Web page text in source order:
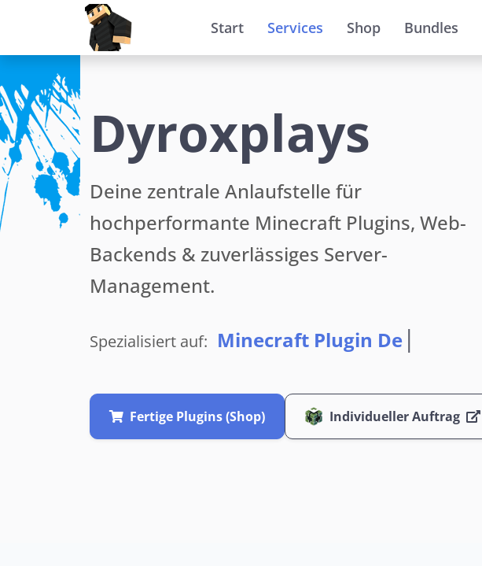
Start Services Shop Bundles
Dyroxplays
Deine zentrale Anlaufstelle für
hochperformante Minecraft Plugins, Web-
Backends & zuverlässiges Server-
Management.
Spezialisiert auf: Serv|
Fertige Plugins (Shop) Individueller Auftrag